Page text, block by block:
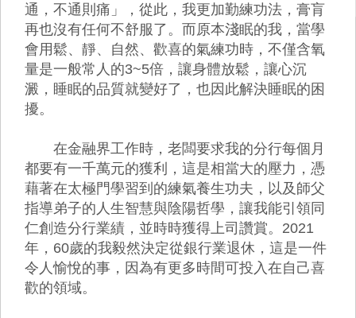
通，不通則痛」，從此，我更加勤練功法，膏肓
再也沒有任何不舒服了。而原本淺眠的我，當學
會用鬆、靜、自然、歡喜的氣練功時，不僅含氧
量是一般常人的3~5倍，讓身體放鬆，讓心沉
澱，睡眠的品質就變好了，也因此解決睡眠的困
擾。
在金融界工作時，老闆要求我的分行每個月
都要有一千萬元的獲利，這是相當大的壓力，憑
藉著在太極門學習到的練氣養生功夫，以及師父
指導弟子的人生智慧與陰陽哲學，讓我能引領同
仁創造分行業績，並時時獲得上司讚賞。2021
年，60歲的我毅然決定從銀行業退休，這是一件
令人愉悅的事，因為有更多時間可投入在自己喜
歡的領域。